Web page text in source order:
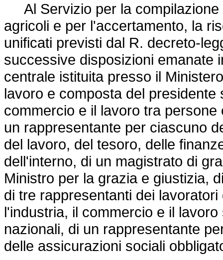
Al Servizio per la compilazione
agricoli e per l'accertamento, la
unificati previsti dal R. decreto-
successive disposizioni emanate
centrale istituita presso il
lavoro e composta del
commercio e il lavoro tra
un rappresentante per ciascuno
del lavoro, del tesoro, delle
dell'interno, di un magistrato di
Ministro per la grazia e giustizia,
di tre rappresentanti dei
l'industria, il commercio e il
nazionali, di un rappresentante
delle assicurazioni sociali